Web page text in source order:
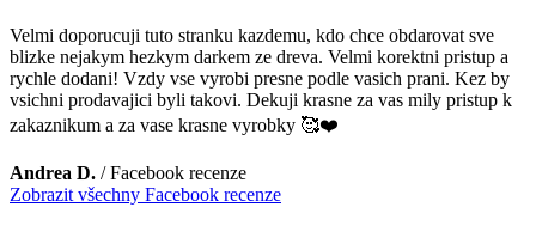
Velmi doporucuji tuto stranku kazdemu, kdo chce obdarovat sve
blizke nejakym hezkym darkem ze dreva. Velmi korektni pristup a
rychle dodani! Vzdy vse vyrobi presne podle vasich prani. Kez by
vsichni prodavajici byli takovi. Dekuji krasne za vas mily pristup k
zakaznikum a za vase krasne vyrobky 🥰❤️
Andrea D. /Facebook recenze
Zobrazit všechny Facebook recenze